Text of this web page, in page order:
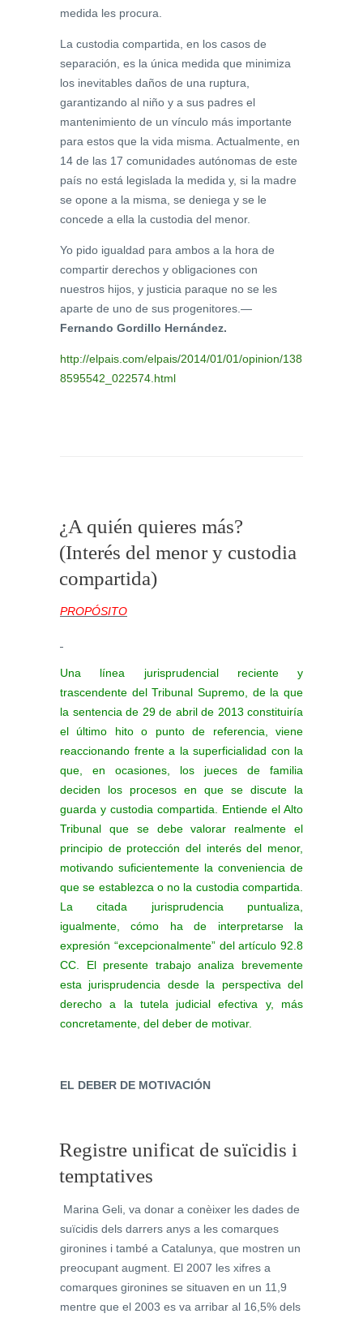
medida les procura.
La custodia compartida, en los casos de
separación, es la única medida que minimiza
los inevitables daños de una ruptura,
garantizando al niño y a sus padres el
mantenimiento de un vínculo más importante
para estos que la vida misma. Actualmente, en
14 de las 17 comunidades autónomas de este
país no está legislada la medida y, si la madre
se opone a la misma, se deniega y se le
concede a ella la custodia del menor.
Yo pido igualdad para ambos a la hora de
compartir derechos y obligaciones con
nuestros hijos, y justicia paraque no se les
aparte de uno de sus progenitores.—
Fernando Gordillo Hernández.
http://elpais.com/elpais/2014/01/01/opinion/138
8595542_022574.html
¿A quién quieres más?
(Interés del menor y custodia
compartida)
PROPÓSITO
Una línea jurisprudencial reciente y
trascendente del Tribunal Supremo, de la que
la sentencia de 29 de abril de 2013 constituiría
el último hito o punto de referencia, viene
reaccionando frente a la superficialidad con la
que, en ocasiones, los jueces de familia
deciden los procesos en que se discute la
guarda y custodia compartida. Entiende el Alto
Tribunal que se debe valorar realmente el
principio de protección del interés del menor,
motivando suficientemente la conveniencia de
que se establezca o no la custodia compartida.
La citada jurisprudencia puntualiza,
igualmente, cómo ha de interpretarse la
expresión “excepcionalmente” del artículo 92.8
CC. El presente trabajo analiza brevemente
esta jurisprudencia desde la perspectiva del
derecho a la tutela judicial efectiva y, más
concretamente, del deber de motivar.
EL DEBER DE MOTIVACIÓN
Registre unificat de suïcidis i
temptatives
Marina Geli, va donar a conèixer les dades de
suïcidis dels darrers anys a les comarques
gironines i també a Catalunya, que mostren un
preocupant augment. El 2007 les xifres a
comarques gironines se situaven en un 11,9
mentre que el 2003 es va arribar al 16,5% dels